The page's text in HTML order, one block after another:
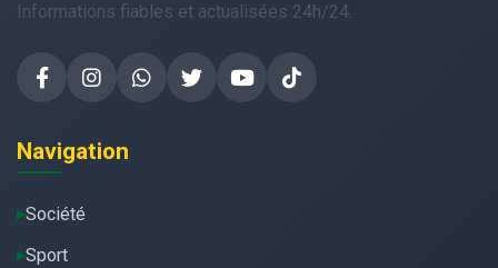
Informations fiables et actualisées 24h/24.
Navigation
Société
Sport